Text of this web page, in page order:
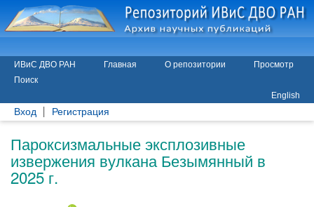
ИВиС ДВО РАН Главная О репозитории
Просмотр
Поиск
English
Вход Регистрация
Пароксизмальные эксплозивные
извержения вулкана Безымянный в
2025 г.